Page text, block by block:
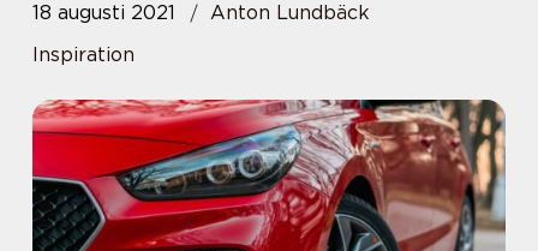
18 augusti 2021
Anton Lundbäck
Inspiration